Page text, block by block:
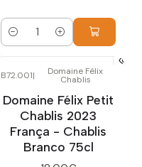
Quantidade
B72.001| Domaine Félix
Chablis
Domaine Félix Petit
Chablis 2023
França - Chablis
Branco 75cl